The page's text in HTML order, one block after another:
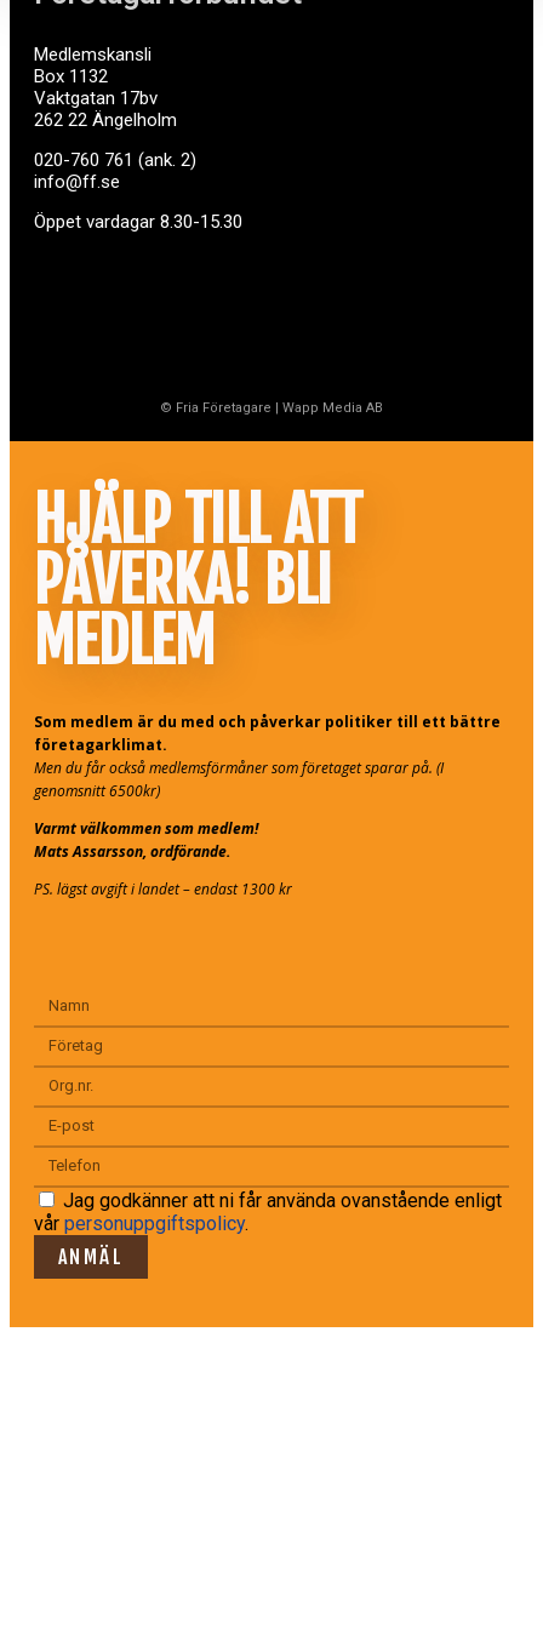
Medlemskansli
Box 1132
Vaktgatan 17bv
262 22 Ängelholm
020-760 761 (ank. 2)
info@ff.se
Öppet vardagar 8.30-15.30
© Fria Företagare | Wapp Media AB
HJÄLP TILL ATT
PÅVERKA! BLI
MEDLEM
Som medlem är du med och påverkar politiker till ett bättre
företagarklimat.
Men du får också medlemsförmåner som företaget sparar på. (I
genomsnitt 6500kr)
Varmt välkommen som medlem!
Mats Assarsson, ordförande.
PS. lägst avgift i landet – endast 1300 kr
Jag godkänner att ni får använda ovanstående enligt
vår personuppgiftspolicy.
ANMÄL